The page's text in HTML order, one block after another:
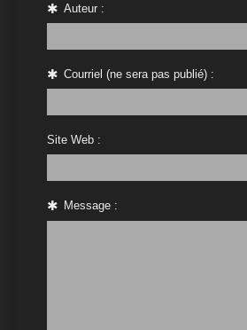
Auteur :
Courriel (ne sera pas publié) :
Site Web :
Message :